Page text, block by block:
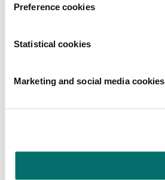
Preference cookies
Statistical cookies
Marketing and social media cookies